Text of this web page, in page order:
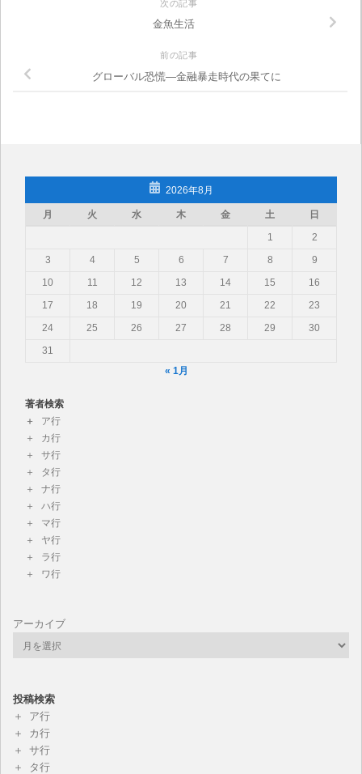
次の記事
金魚生活
前の記事
グローバル恐慌―金融暴走時代の果てに
2026年8月
月 火 水 木 金 土
日
1
2
3
4 5 6 7 8
9
10
11 12 13 14 15
16
17
18 19 20 21 22
23
24
25 26 27 28 29
30
31
« 1月
著者検索
ア行
カ行
サ行
タ行
ナ行
ハ行
マ行
ヤ行
ラ行
ワ行
アーカイブ
投稿検索
ア行
カ行
サ行
タ行